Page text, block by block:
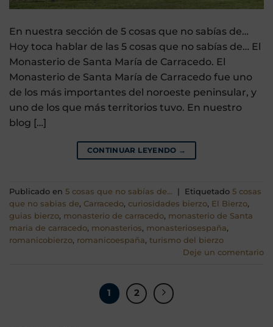
En nuestra sección de 5 cosas que no sabías de…
Hoy toca hablar de las 5 cosas que no sabías de… El
Monasterio de Santa María de Carracedo. El
Monasterio de Santa María de Carracedo fue uno
de los más importantes del noroeste peninsular, y
uno de los que más territorios tuvo. En nuestro
blog […]
CONTINUAR LEYENDO →
Publicado en 5 cosas que no sabías de... Etiquetado 5 cosas
que no sabias de, Carracedo, curiosidades bierzo, El Bierzo,
guias bierzo, monasterio de carracedo, monasterio de Santa
maria de carracedo, monasterios, monasteriosespaña,
romanicobierzo, romanicoespaña, turismo del bierzo
Deje un comentario
1 2